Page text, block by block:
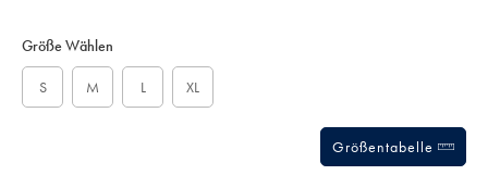
Actions
cart
Größe Wählen
S M L XL
Größentabelle